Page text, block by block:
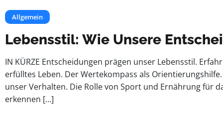
Allgemein
Lebensstil: Wie Unsere
IN KÜRZE Entscheidungen prägen unser Lebensstil.
erfülltes Leben. Der Wertekompass als
unser Verhalten. Die Rolle von Sport und Ernährung für
erkennen […]